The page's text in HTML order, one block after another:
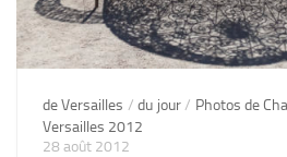
de Versailles /du jour/ Photos de
Versailles 2012
28 août 2012